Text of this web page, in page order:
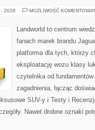
2026 MOŻLIWOŚĆ
Landworld to centrum
fanach marek brandu
platforma dla tych, którzy
eksploatację wozu klasy
czytelnika od
zagadnienia, łącząc
SUV-y i Testy i
Nawet drobne oznaki